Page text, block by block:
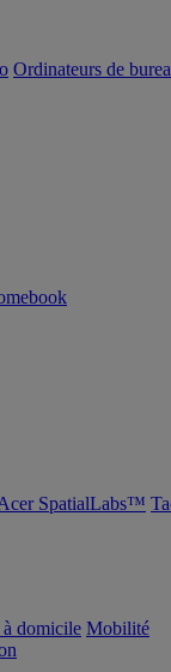
Ordinateurs de
SpatialLabs™
domicile Mobilité